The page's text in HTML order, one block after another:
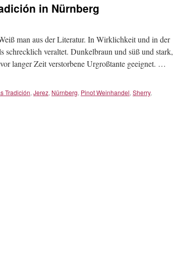
in Nürnberg
man aus der Literatur. In Wirklichkeit und in der
veraltet. Dunkelbraun und süß und stark,
langer Zeit verstorbene Urgroßtante geeignet. …
Tradición, Jerez, Nürnberg, Pinot Weinhandel, Sherry,